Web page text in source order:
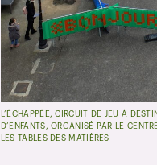
L’ÉCHAPPÉE, CIRCUIT DE JEU À
D’ENFANTS, ORGANISÉ PAR LE
LES TABLES DES MATIÈRES